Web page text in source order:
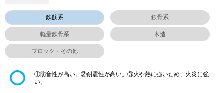
鉄筋系 鉄骨系
軽量鉄骨系 木造
ブロック・その他
①防音性が高い。②耐震性が高い。③火や熱に強いため、火災に強
い。